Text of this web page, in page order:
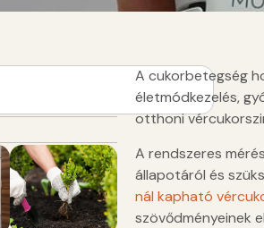
A cukorbetegség
életmódkezelés,
otthoni
A rendszeres
állapotáról és
nál kapható
szövődményeinek